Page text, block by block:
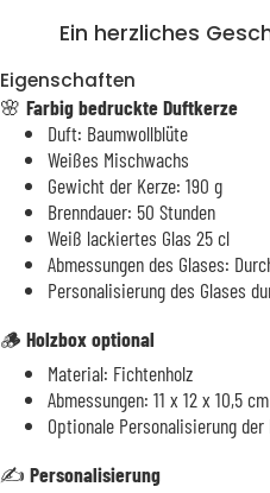
Ein herzliches
Eigenschaften
🌸 Farbig bedruckte Duftkerze
Duft: Baumwollblüte
Weißes Mischwachs
Gewicht der Kerze: 190 g
Brenndauer: 50 Stunden
Weiß lackiertes Glas 25 cl
Abmessungen des Glases:
Personalisierung des Glases
🪵 Holzbox optional
Material: Fichtenholz
Abmessungen: 11 x 12 x 10,5 cm
Optionale Personalisierung
✍️ Personalisierung